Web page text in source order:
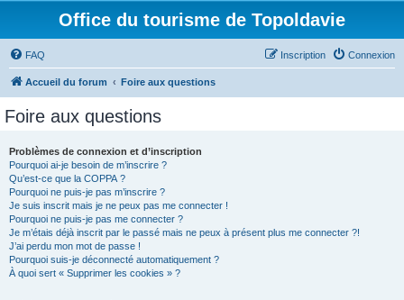
Office du tourisme de Topoldavie
FAQ Connexion
Inscription
Accueil du forum Foire aux questions
Foire aux questions
Problèmes de connexion et d’inscription
Pourquoi ai-je besoin de m’inscrire ?
Qu’est-ce que la COPPA ?
Pourquoi ne puis-je pas m’inscrire ?
Je suis inscrit mais je ne peux pas me connecter !
Pourquoi ne puis-je pas me connecter ?
Je m’étais déjà inscrit par le passé mais ne peux à présent plus me connecter ?!
J’ai perdu mon mot de passe !
Pourquoi suis-je déconnecté automatiquement ?
À quoi sert « Supprimer les cookies » ?